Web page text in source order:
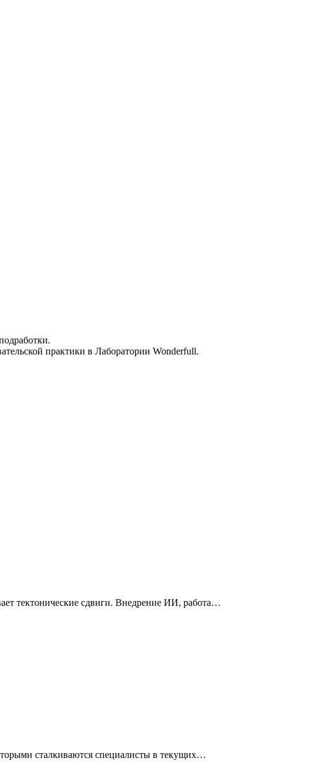
практики в Лаборатории Wonderfull.
тектонические сдвиги. Внедрение ИИ, работа…
сталкиваются специалисты в текущих…